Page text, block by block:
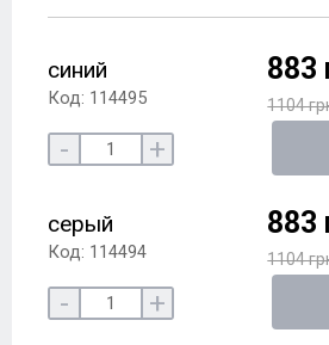
синий
Код: 114495
883
1104
- +
серый
Код: 114494
883
1104
- +